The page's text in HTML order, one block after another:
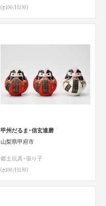
(φ100/H130)
甲州だるま･信玄達磨
山梨県甲府市
郷土玩具･張り子
(φ100/H130)